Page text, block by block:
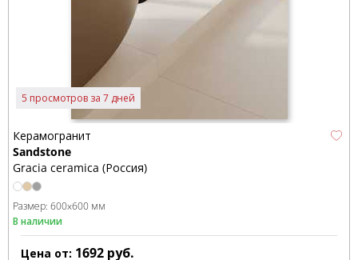
5 просмотров за 7 дней
Керамогранит
Sandstone
Gracia ceramica (Россия)
Размер: 600x600 мм
В наличии
Цена от: 1692 руб.